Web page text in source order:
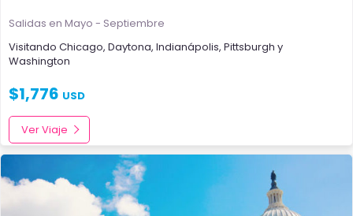
Salidas en Mayo - Septiembre
Visitando Chicago, Daytona, Indianápolis, Pittsburgh y
Washington
$1,776 USD
Ver Viaje